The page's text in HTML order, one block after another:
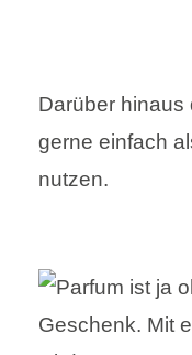
Darüber hinaus
gerne einfach
nutzen.